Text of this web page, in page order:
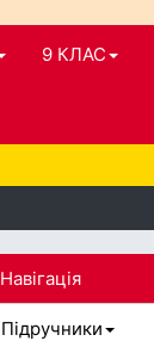
9 КЛАС
Навігація
Підручники